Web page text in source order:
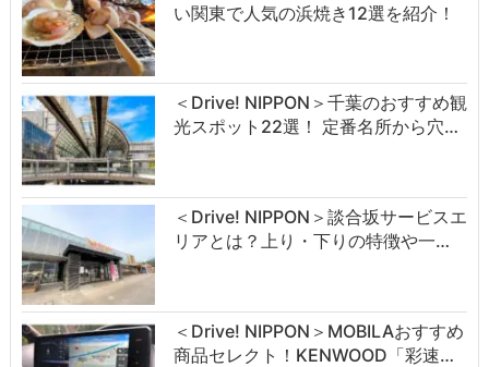
い関東で人気の浜焼き12選を紹介！
＜Drive! NIPPON＞千葉のおすすめ観
光スポット22選！ 定番名所から穴…
＜Drive! NIPPON＞談合坂サービスエ
リアとは？上り・下りの特徴や一…
＜Drive! NIPPON＞MOBILAおすすめ
商品セレクト！KENWOOD「彩速…